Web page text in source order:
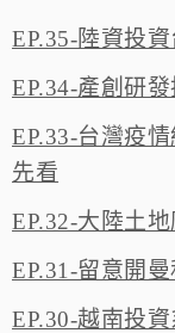
EP.35-陸資投
EP.34-產創研
EP.33-台灣疫
先看
EP.32-大陸土
EP.31-留意開
EP.30-越南投